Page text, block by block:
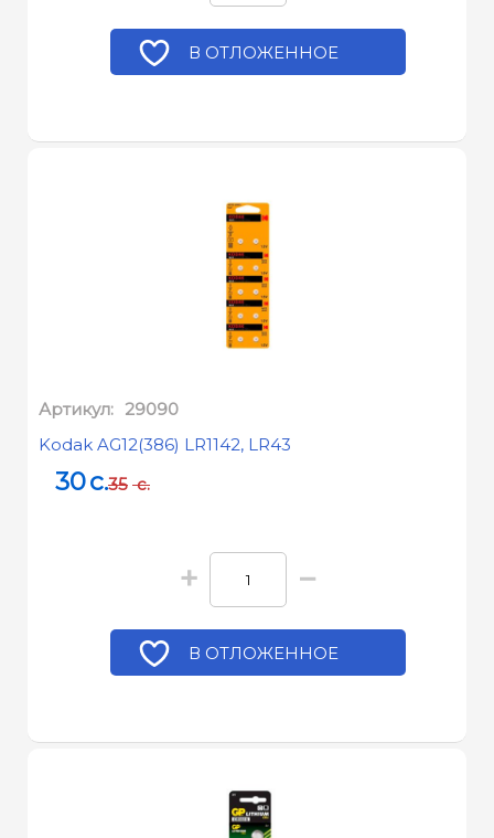
В ОТЛОЖЕННОЕ
Артикул: 29090
Kodak AG12(386) LR1142, LR43
30c.35 c.
+ −
В ОТЛОЖЕННОЕ